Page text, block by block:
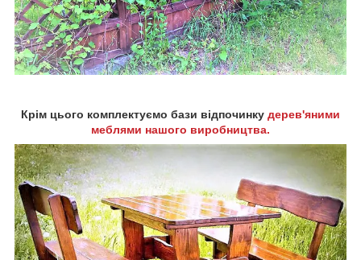
Крім цього комплектуємо бази відпочинку дерев'яними
меблями нашого виробництва.